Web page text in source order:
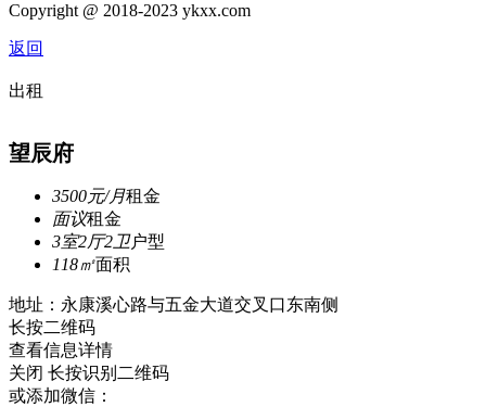
Copyright @ 2018-2023 ykxx.com
返回
出租
望辰府
3500元/月租金
面议租金
3室2厅2卫户型
118㎡面积
地址：永康溪心路与五金大道交叉口东南侧
长按二维码
查看信息详情
关闭 长按识别二维码
或添加微信：